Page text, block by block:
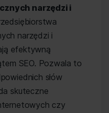
narzędzi i
narzędzi i
efektywną
SEO. Pozwala to
słów
skuteczne
czy